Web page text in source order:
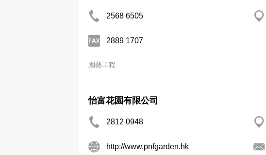
2568 6505
2889 1707
園藝工程
怡富花園有限公司
2812 0948
http://www.pnfgarden.hk